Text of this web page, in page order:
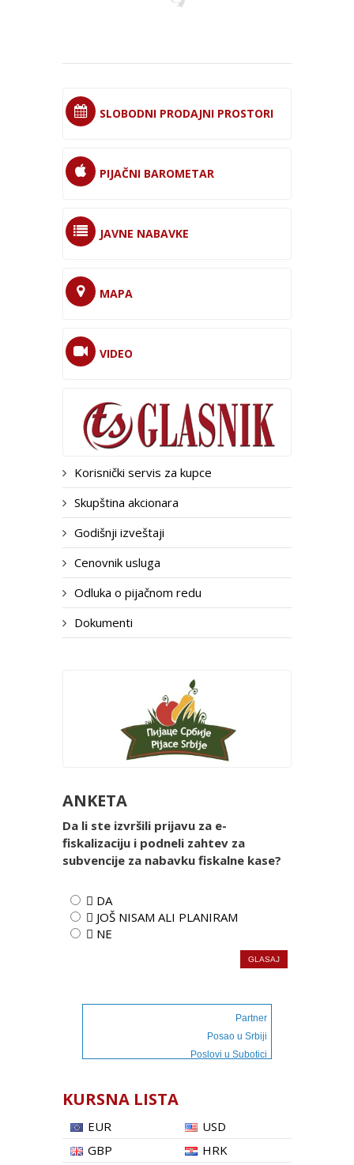
SLOBODNI PRODAJNI PROSTORI
PIJAČNI BAROMETAR
JAVNE NABAVKE
MAPA
VIDEO
Korisnički servis za kupce
Skupština akcionara
Godišnji izveštaji
Cenovnik usluga
Odluka o pijačnom redu
Dokumenti
ANKETA
Da li ste izvršili prijavu za e-
fiskalizaciju i podneli zahtev za
subvencije za nabavku fiskalne kase?
 DA
 JOŠ NISAM ALI PLANIRAM
 NE
Partner
Posao u Srbiji
Poslovi u Subotici
KURSNA LISTA
EUR
USD
GBP
HRK